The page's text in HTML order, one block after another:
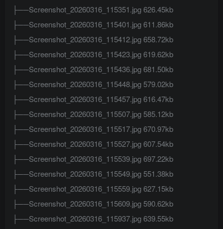
├──Screenshot_20260316_115351.jpg 626.45kb
├──Screenshot_20260316_115401.jpg 611.86kb
├──Screenshot_20260316_115412.jpg 658.72kb
├──Screenshot_20260316_115423.jpg 619.62kb
├──Screenshot_20260316_115436.jpg 681.50kb
├──Screenshot_20260316_115448.jpg 579.02kb
├──Screenshot_20260316_115457.jpg 616.47kb
├──Screenshot_20260316_115507.jpg 585.12kb
├──Screenshot_20260316_115517.jpg 670.97kb
├──Screenshot_20260316_115527.jpg 607.54kb
├──Screenshot_20260316_115539.jpg 697.22kb
├──Screenshot_20260316_115549.jpg 551.38kb
├──Screenshot_20260316_115559.jpg 627.15kb
├──Screenshot_20260316_115609.jpg 590.62kb
├──Screenshot_20260316_115937.jpg 639.55kb